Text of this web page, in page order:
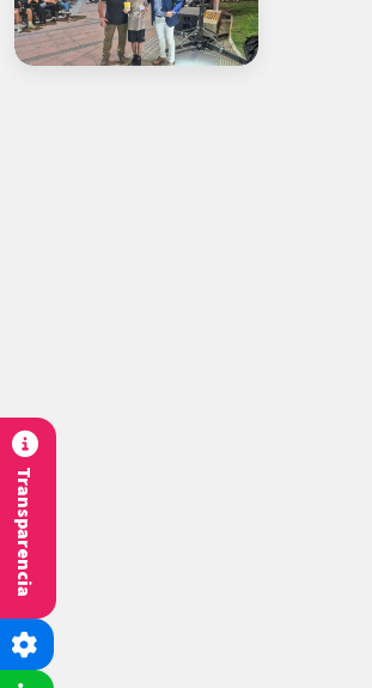
Transparencia